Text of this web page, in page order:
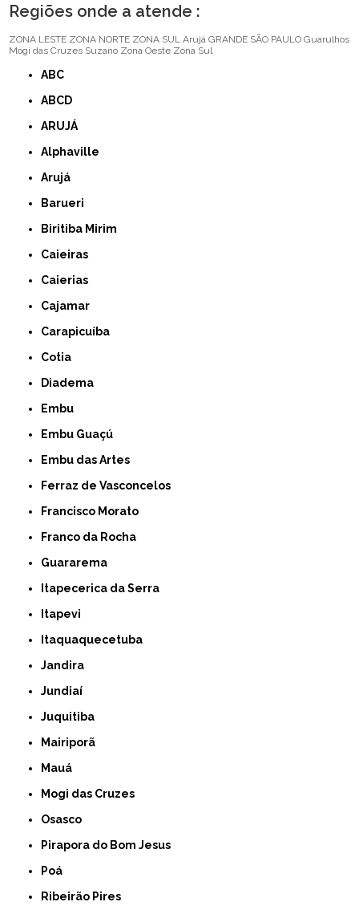
Regiões onde a atende :
ZONA LESTE ZONA NORTE ZONA SUL Arujá GRANDE SÃO PAULO Guarulhos
Mogi das Cruzes Suzano Zona Oeste Zona Sul
ABC
ABCD
ARUJÁ
Alphaville
Arujá
Barueri
Biritiba Mirim
Caieiras
Caierias
Cajamar
Carapicuíba
Cotia
Diadema
Embu
Embu Guaçú
Embu das Artes
Ferraz de Vasconcelos
Francisco Morato
Franco da Rocha
Guararema
Itapecerica da Serra
Itapevi
Itaquaquecetuba
Jandira
Jundiaí
Juquitiba
Mairiporã
Mauá
Mogi das Cruzes
Osasco
Pirapora do Bom Jesus
Poá
Ribeirão Pires